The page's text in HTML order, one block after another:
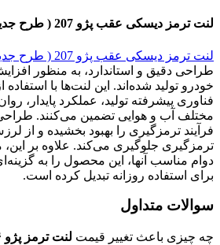
لنت ترمز دیسکی عقب پژو 207 ( طرح جدید )
لنت ترمز دیسکی عقب پژو 207 ( طرح جدید )
طراحی دقیق و استاندارد، به منظور
خودرو تولید شده‌اند. این لنت‌ها با
فناوری پیشرفته تولید، عملکرد پایدار،
مختلف آب و هوایی تضمین می‌کنند.
فرآیند ترمزگیری را بهبود بخشیده و از
ترمزگیری جلوگیری می‌کند. علاوه بر این،
دوام مناسب آنها، این محصول را به
برای استفاده روزانه تبدیل کرده است.
سوالات متداول
چه چیزی باعث تغییر قیمت لنت ترمز پژو ۲۰۶